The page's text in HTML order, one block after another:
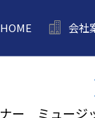
HOME 会社
ー ミュージ